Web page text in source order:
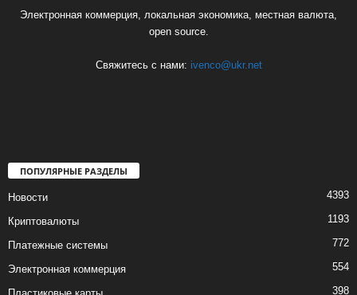
Электронная коммерция, локальная экономика, местная валюта,
open source.
Свяжитесь с нами: ivenco@ukr.net
ПОПУЛЯРНЫЕ РАЗДЕЛЫ
Новости 4393
Криптовалюты 1193
Платежные системы 772
Электронная коммерция 554
398